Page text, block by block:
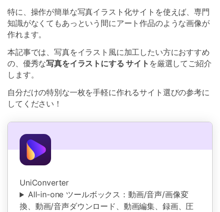
特に、操作が簡単な写真イラスト化サイトを使えば、専門
知識がなくてもあっという間にアート作品のような画像が
作れます。
本記事では、写真をイラスト風に加工したい方におすすめ
の、優秀な写真をイラストにする サイト を厳選してご紹介
します。
自分だけの特別な一枚を手軽に作れるサイト選びの参考に
してください！
UniConverter
All-in-one ツールボックス：動画/音声/画像変
換、動画/音声ダウンロード、動画編集、録画、圧